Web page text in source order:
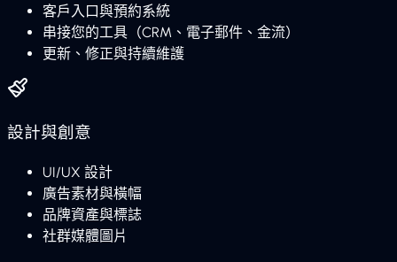
客戶入口與預約系統
串接您的工具（CRM、電子郵件、金流）
更新、修正與持續維護
設計與創意
UI/UX 設計
廣告素材與橫幅
品牌資產與標誌
社群媒體圖片